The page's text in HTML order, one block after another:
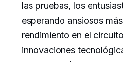
las pruebas, los
esperando ansiosos
rendimiento en el
innovaciones